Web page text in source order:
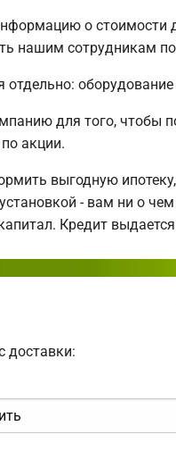
о стоимости
нашим сотрудникам по
отдельно:
для того, чтобы
акции.
выгодную
- вам ни о
Кредит
доставки: